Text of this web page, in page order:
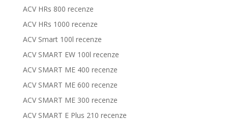
ACV HRs 800 recenze
ACV HRs 1000 recenze
ACV Smart 100l recenze
ACV SMART EW 100l recenze
ACV SMART ME 400 recenze
ACV SMART ME 600 recenze
ACV SMART ME 300 recenze
ACV SMART E Plus 210 recenze